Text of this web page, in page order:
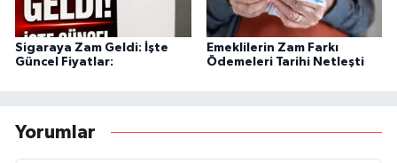
Sigaraya Zam Geldi: İşte
Güncel Fiyatlar:
Emeklilerin Zam Farkı
Ödemeleri Tarihi Netleşti
Yorumlar